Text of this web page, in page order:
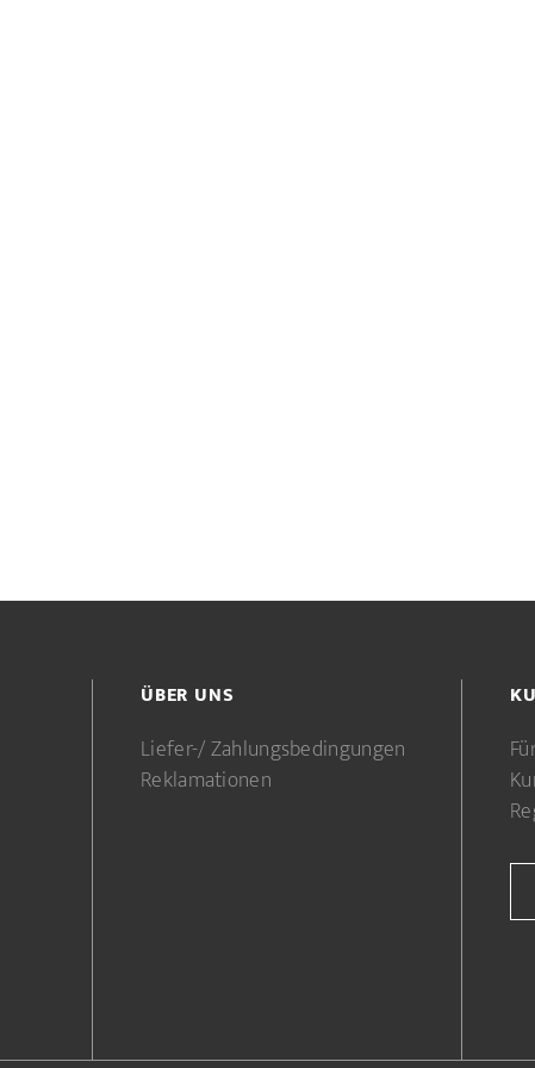
ÜBER UNS
Liefer-/ Zahlungsbedingungen
Reklamationen